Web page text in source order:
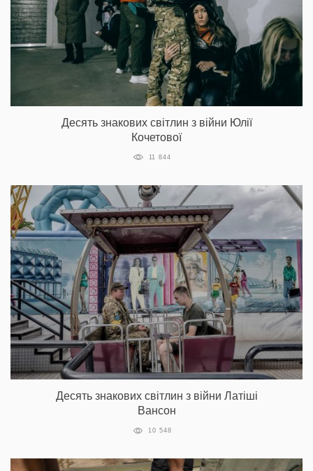
Десять знакових світлин з війни Юлії
Кочетової
11 844
Десять знакових світлин з війни Латіші
Вансон
10 548